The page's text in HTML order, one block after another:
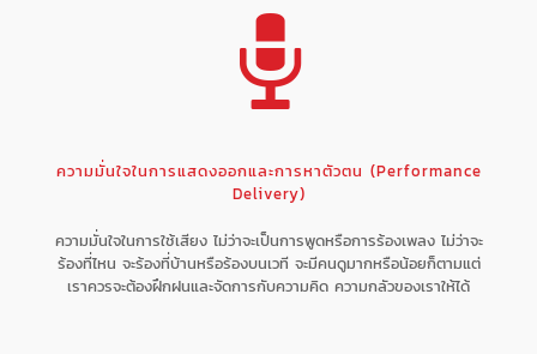
ความมั่นใจในการแสดงออกและการหาตัวตน (Performance
Delivery)
ความมั่นใจในการใช้เสียง ไม่ว่าจะเป็นการพูดหรือการร้องเพลง ไม่ว่าจะ
ร้องที่ไหน จะร้องที่บ้านหรือร้องบนเวที จะมีคนดูมากหรือน้อยก็ตามแต่
เราควรจะต้องฝึกฝนและจัดการกับความคิด ความกลัวของเราให้ได้